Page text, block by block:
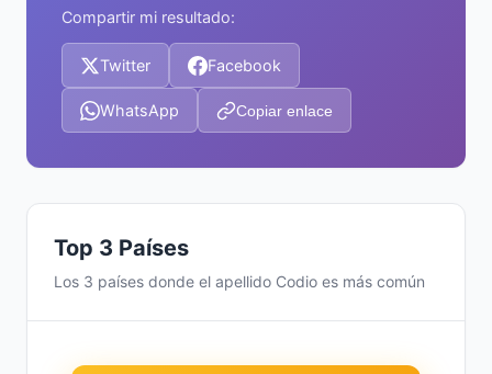
Compartir mi resultado:
Twitter Facebook
WhatsApp Copiar enlace
Top 3 Países
Los 3 países donde el apellido Codio es más común